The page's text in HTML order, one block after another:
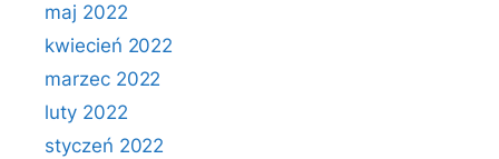
maj 2022
kwiecień 2022
marzec 2022
luty 2022
styczeń 2022